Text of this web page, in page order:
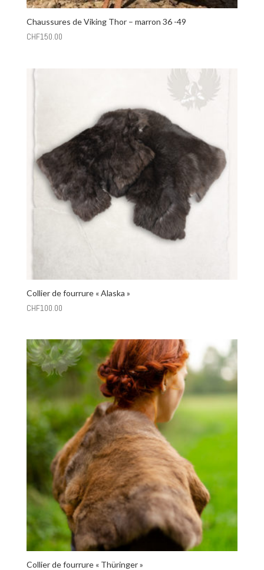
Chaussures de Viking Thor – marron 36 -49
CHF150.00
Collier de fourrure « Alaska »
CHF100.00
Collier de fourrure « Thüringer »